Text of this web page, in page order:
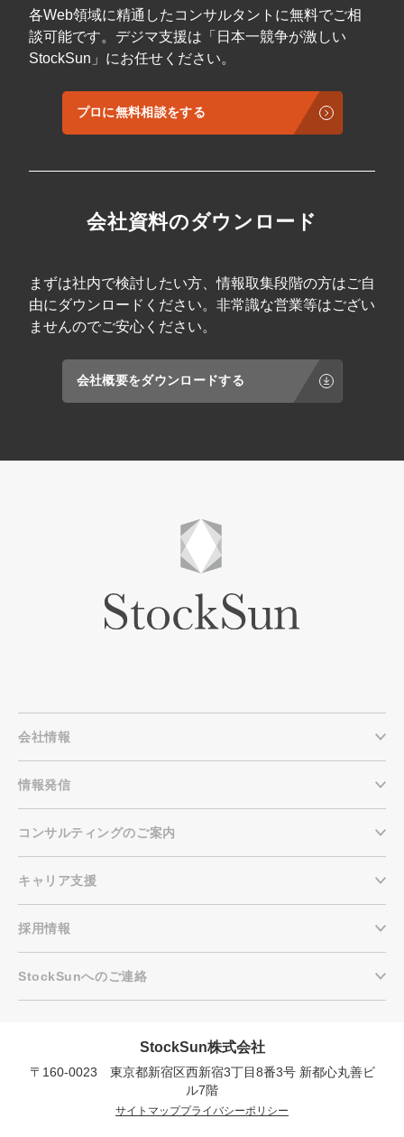
プロに無料相談をする
会社概要資料をダウンロー
ドする
各Web領域に精通したコンサルタントに無料でご相
談可能です。デジマ支援は「日本一競争が激しい
StockSun」にお任せください。
プロに無料相談をする
会社資料のダウンロード
まずは社内で検討したい方、情報取集段階の方はご自
由にダウンロードください。非常識な営業等はござい
ませんのでご安心ください。
会社概要をダウンロードする
会社情報
情報発信
コンサルティングのご案内
キャリア支援
採用情報
StockSunへのご連絡
StockSun株式会社
〒160-0023 東京都新宿区西新宿3丁目8番3号 新都心丸善ビ
ル7階
サイトマッププライバシーポリシー